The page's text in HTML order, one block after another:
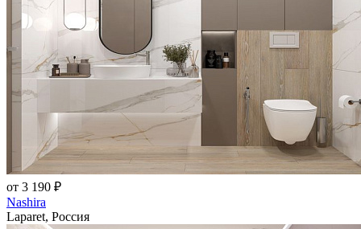
от 3 190 ₽
Nashira
Laparet, Россия